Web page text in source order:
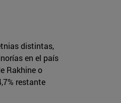
distintas,
en el país
Rakhine o
restante